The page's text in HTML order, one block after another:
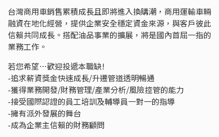
台灣商用車銷售累積成長且即將進入換購潮，商用運輸車輛
融資在地化經營，提供企業安全穩定資金來源，與客戶彼此
信賴共同成長。搭配油品事業的擴展，將是國內首屈一指的
業務工作。
若您希望…歡迎投遞本職缺!
-追求薪資獎金快速成長/升遷管道透明暢通
-獲得業務開發/財務管理/產業分析/風險控管的能力
-接受國際認證的員工培訓及輔導員一對一的指導
-擁有派外發展的舞台
-成為企業主信賴的財務顧問